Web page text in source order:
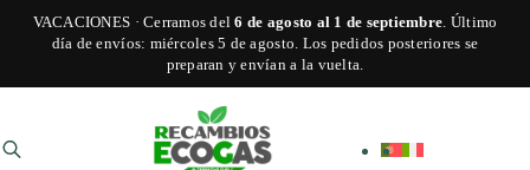
VACACIONES · Cerramos del6 de agosto al 1 de septiembre. Último
día de envíos: miércoles 5 de agosto. Los pedidos posteriores se
preparan y envían a la vuelta.
contenido
tiene
múltiples
variantes.
elegir